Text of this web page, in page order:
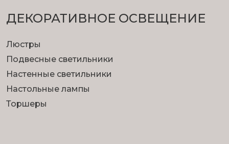
ДЕКОРАТИВНОЕ ОСВЕЩЕНИЕ
Люстры
Подвесные светильники
Настенные светильники
Настольные лампы
Торшеры